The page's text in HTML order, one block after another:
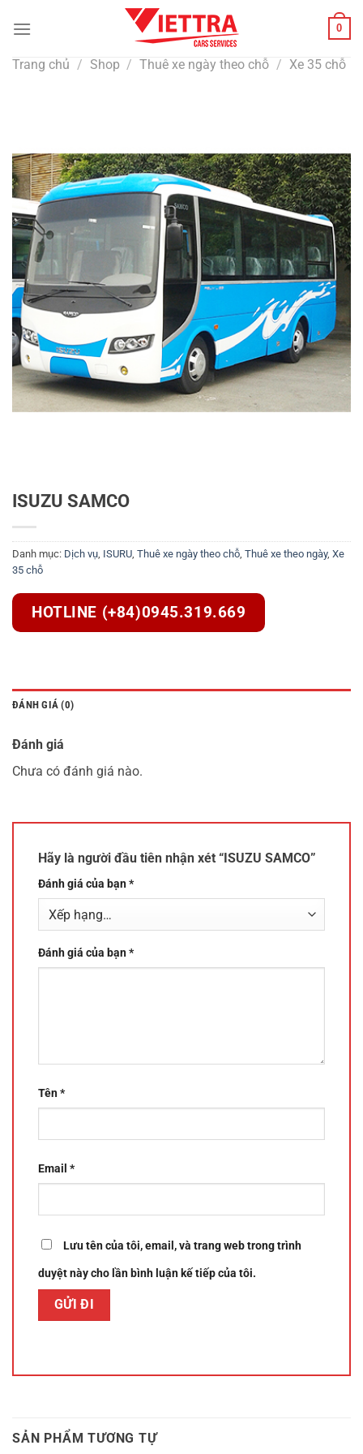
qua
dung
0
Trang chủ / Shop / Thuê xe ngày theo chỗ / Xe 35 chỗ
ISUZU SAMCO
Danh mục: Dịch vụ ISURU Thuê xe ngày theo chỗ Thuê xe theo ngày, Xe
35 chỗ
HOTLINE (+84)0945.319.669
ĐÁNH GIÁ (0)
Đánh giá
Chưa có đánh giá nào.
Hãy là người đầu tiên nhận xét “ISUZU SAMCO”
Đánh giá của bạn*
Đánh giá của bạn*
Tên*
Email *
Lưu tên của tôi, email, và trang web trong trình
duyệt này cho lần bình luận kế tiếp của tôi.
SẢN PHẨM TƯƠNG TỰ